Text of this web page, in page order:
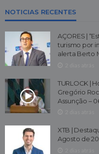
NOTICIAS RECENTES
AÇORES |
turismo por
alerta Berto
TURLOCK |
Gregório
Assunção –
XTB |
Agosto de